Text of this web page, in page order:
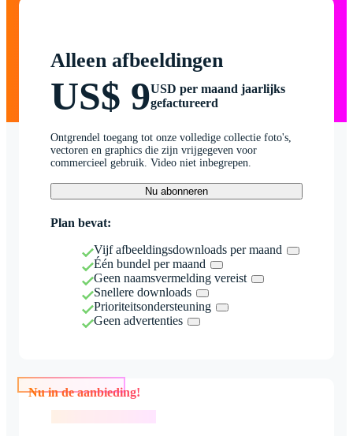
Alleen afbeeldingen
US$ 9USD per maand jaarlijks
gefactureerd
Ontgrendel toegang tot onze volledige collectie foto's,
vectoren en graphics die zijn vrijgegeven voor
commercieel gebruik. Video niet inbegrepen.
Nu abonneren
Plan bevat:
Vijf afbeeldingsdownloads per maand
Één bundel per maand
Geen naamsvermelding vereist
Snellere downloads
Prioriteitsondersteuning
Geen advertenties
Nu in de aanbieding!